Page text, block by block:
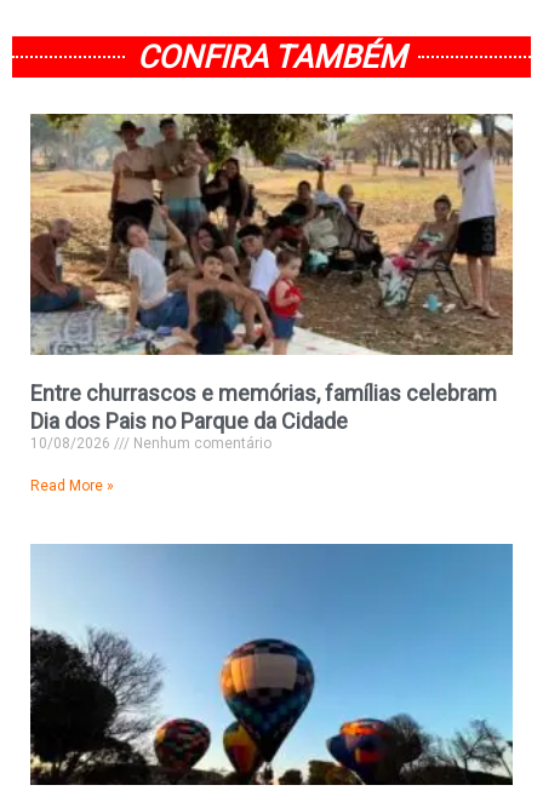
CONFIRA TAMBÉM
Entre churrascos e memórias, famílias celebram
Dia dos Pais no Parque da Cidade
10/08/2026 Nenhum comentário
Read More »